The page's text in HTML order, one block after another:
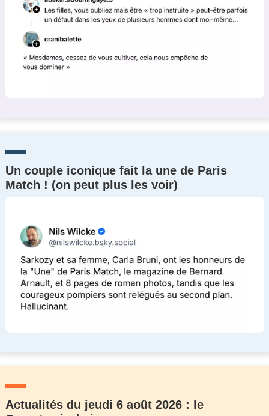
Un couple iconique fait la une de Paris
Match ! (on peut plus les voir)
Actualités du jeudi 6 août 2026 : le